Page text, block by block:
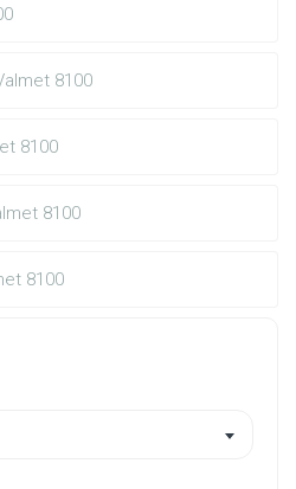
8100
8100
8100
8100